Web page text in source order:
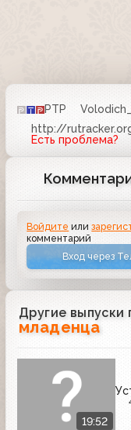
РТР
http://
Есть проблема?
Войдите или
комментарий
Вход через
Другие выпуски
младенца
19:52